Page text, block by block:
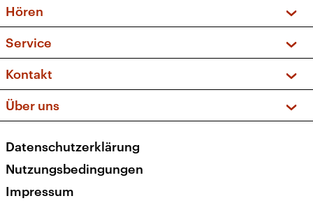
Sendungen und Podcasts
Musikliste
Kakadu – Das Kinderprogramm
Hören
Frequenzen (UKW + DAB+)
Service
FAQ
Apps
Newsletter
Veranstaltungen
Kontakt
Social Media
Über uns
Presse
Karriere
Transparenz
Datenschutzerklärung
Nutzungsbedingungen
Impressum